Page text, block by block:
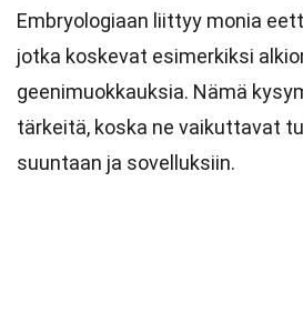
Embryologiaan liittyy monia
jotka koskevat esimerkiksi
geenimuokkauksia. Nämä
tärkeitä, koska ne vaikuttavat
suuntaan ja sovelluksiin.